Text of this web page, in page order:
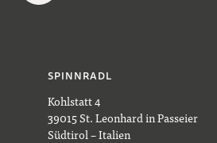
SPINNRADL
Kohlstatt 4
39015 St. Leonhard in Passeier
Südtirol – Italien